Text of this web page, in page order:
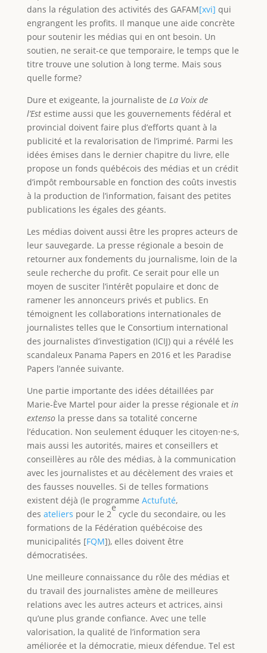
dans la régulation des activités des GAFAM[xvi] qui
engrangent les profits. Il manque une aide concrète
pour soutenir les médias qui en ont besoin. Un
soutien, ne serait-ce que temporaire, le temps que le
titre trouve une solution à long terme. Mais sous
quelle forme?
Dure et exigeante, la journaliste de La Voix de
l’Estestime aussi que les gouvernements fédéral et
provincial doivent faire plus d’efforts quant à la
publicité et la revalorisation de l’imprimé. Parmi les
idées émises dans le dernier chapitre du livre, elle
propose un fonds québécois des médias et un crédit
d’impôt remboursable en fonction des coûts investis
à la production de l’information, faisant des petites
publications les égales des géants.
Les médias doivent aussi être les propres acteurs de
leur sauvegarde. La presse régionale a besoin de
retourner aux fondements du journalisme, loin de la
seule recherche du profit. Ce serait pour elle un
moyen de susciter l’intérêt populaire et donc de
ramener les annonceurs privés et publics. En
témoignent les collaborations internationales de
journalistes telles que le Consortium international
des journalistes d’investigation (ICIJ) qui a révélé les
scandaleux Panama Papers en 2016 et les Paradise
Papers l’année suivante.
Une partie importante des idées détaillées par
Marie-Ève Martel pour aider la presse régionale et in
extensola presse dans sa totalité concerne
l’éducation. Non seulement éduquer les citoyen·ne·s,
mais aussi les autorités, maires et conseillers et
conseillères au rôle des médias, à la communication
avec les journalistes et au décèlement des vraies et
des fausses nouvelles. Si de telles formations
existent déjà (le programme Actufuté,
des ateliers pour le 2
e
cycle du secondaire, ou les
formations de la Fédération québécoise des
municipalités [FQM]), elles doivent être
démocratisées.
Une meilleure connaissance du rôle des médias et
du travail des journalistes amène de meilleures
relations avec les autres acteurs et actrices, ainsi
qu’une plus grande confiance. Avec une telle
valorisation, la qualité de l’information sera
améliorée et la démocratie, mieux défendue. Tel est